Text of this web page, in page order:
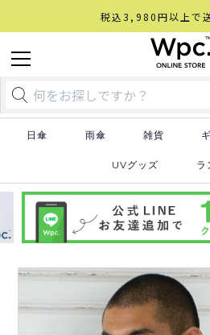
税込3,980円以上で
日傘 雨傘 雑貨
UVグッズ ラ